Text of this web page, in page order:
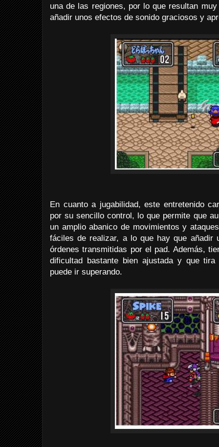
una de las regiones, por lo que resultan
añadir unos efectos de sonido graciosos y
En cuanto a jugabilidad, este entretenido
por su sencillo control, lo que permite que
un amplio abanico de movimientos y
fáciles de realizar, a lo que hay que añadir
órdenes transmitidas por el pad. Además,
dificultad bastante bien ajustada y que
puede ir superando.